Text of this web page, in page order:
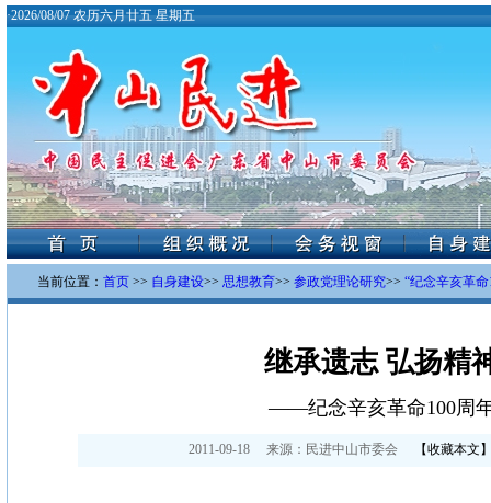
·2026/08/07 农历六月廿五 星期五
当前位置： 首页 >> 自身建设>> 思想教育>> 参政党理论研究>> “纪念辛亥革
继承遗志 弘扬精
——纪念辛亥革命100周
2011-09-18 来源： 民进中山市委会 【收藏本文